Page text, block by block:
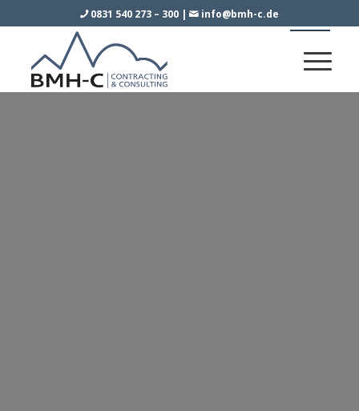
0831 540 273 – 300| info@bmh-c.de